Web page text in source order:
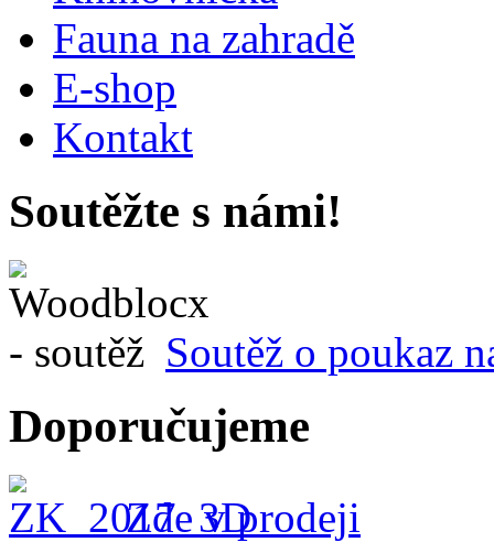
Fauna na zahradě
E-shop
Kontakt
Soutěžte s námi!
Soutěž o poukaz
Doporučujeme
Zde v prodeji